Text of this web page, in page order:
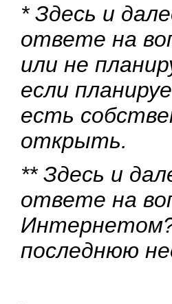
* Здесь и
ответе на
или не
если
есть
открыть.
** Здесь и
ответе на
последнюю